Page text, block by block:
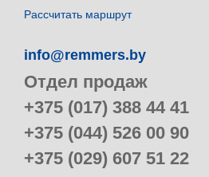
Рассчитать маршрут
info@remmers.by
Отдел продаж
+375 (017) 388 44 41
+375 (044) 526 00 90
+375 (029) 607 51 22